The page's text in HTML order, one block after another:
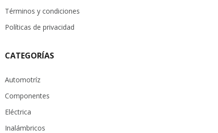
Términos y condiciones
Políticas de privacidad
CATEGORÍAS
Automotríz
Componentes
Eléctrica
Inalámbricos